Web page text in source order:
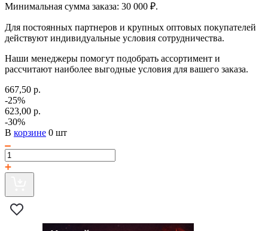
Минимальная сумма заказа: 30 000 ₽.
Для постоянных партнеров и крупных оптовых покупателей
действуют индивидуальные условия сотрудничества.
Наши менеджеры помогут подобрать ассортимент и
рассчитают наиболее выгодные условия для вашего заказа.
667,50 р.
-25%
623,00 р.
-30%
В корзине 0 шт